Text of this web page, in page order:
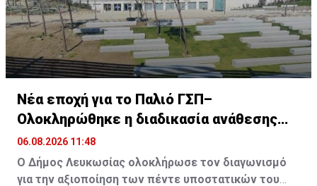
Νέα εποχή για το Παλιό ΓΣΠ–
Ολοκληρώθηκε η διαδικασία ανάθεσης
των υποστατικών
06.08.2026 11:48
Ο Δήμος Λευκωσίας ολοκλήρωσε τον διαγωνισμό
για την αξιοποίηση των πέντε υποστατικών του